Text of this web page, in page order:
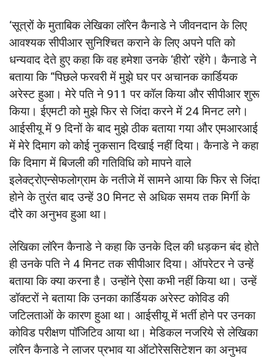
‘सूत्रों के मुताबिक लेखिका लॉरेन कैनाडे ने जीवनदान के लिए
आवश्यक सीपीआर सु‎नि‎श्चित कराने के लिए अपने पति को
धन्यवाद देते हुए कहा कि वह हमेशा उनके ‘हीरो’ रहेंगे। कैनाडे ने
बताया कि “पिछले फरवरी में मुझे घर पर अचानक कार्डियक
अरेस्ट हुआ। मेरे पति ने 911 पर कॉल किया और सीपीआर शुरू
किया। ईएमटी को मुझे फिर से जिंदा करने में 24 मिनट लगे।
आईसीयू में 9 दिनों के बाद मुझे ठीक बताया गया और एमआरआई
में मेरे दिमाग को कोई नुकसान दिखाई नहीं दिया। कैनाडे ने कहा
कि दिमाग में बिजली की गतिविधि को मापने वाले
इलेक्ट्रोएन्सेफलोग्राम के नतीजे में सामने आया कि फिर से जिंदा
होने के तुरंत बाद उन्हें 30 मिनट से अधिक समय तक मिर्गी के
दौरे का अनुभव हुआ था।
लेखिका लॉरेन कैनाडे ने कहा कि उनके दिल की धड़कन बंद होते
ही उनके पति ने 4 मिनट तक सीपीआर दिया। ऑपरेटर ने उन्हें
बताया कि क्या करना है। उन्होंने ऐसा कभी नहीं किया था। उन्हें
डॉक्टरों ने बताया कि उनका कार्डियक अरेस्ट कोविड की
जटिलताओं के कारण हुआ था। आईसीयू में भर्ती होने पर उनका
कोविड परीक्षण पॉजिटिव आया था। मेडिकल नजरिये से लेखिका
लॉरेन कैनाडे ने लाजर प्रभाव या ऑटोरेससिटेशन का अनुभव